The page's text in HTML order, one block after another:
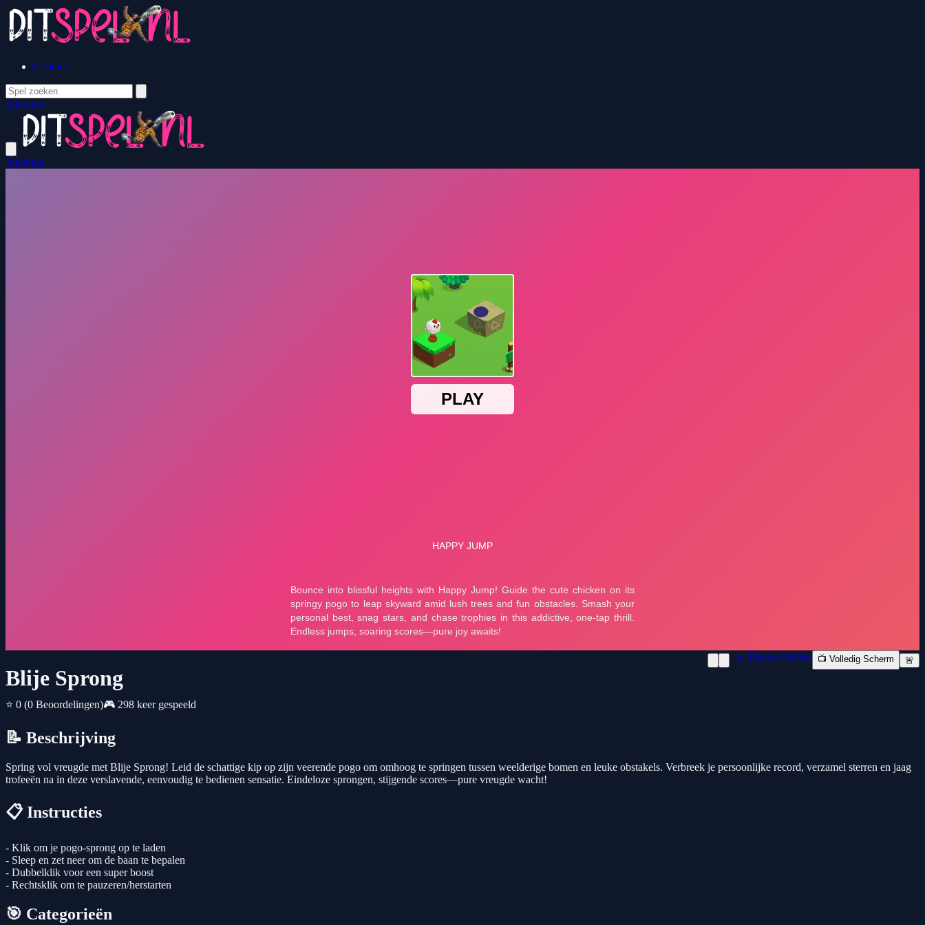
Contact
Inloggen
Inloggen
Blije Sprong
⭐ 0 (0 Beoordelingen)🎮 298 keer gespeeld
📱 Nieuw venster 📺 Volledig Scherm 🚨
📝 Beschrijving
Spring vol vreugde met Blije Sprong! Leid de schattige kip op zijn veerende pogo om omhoog te springen tussen weelderige bomen en leuke obstakels. Verbreek je persoonlijke record, verzamel sterren en jaag
trofeeën na in deze verslavende, eenvoudig te bedienen sensatie. Eindeloze sprongen, stijgende scores—pure vreugde wacht!
📋 Instructies
- Klik om je pogo-sprong op te laden
- Sleep en zet neer om de baan te bepalen
- Dubbelklik voor een super boost
- Rechtsklik om te pauzeren/herstarten
🎯 Categorieën